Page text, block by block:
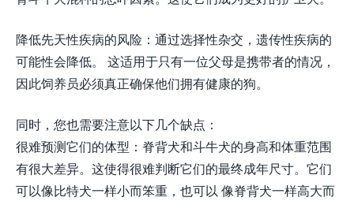
降低先天性疾病的风险：通过选择性杂交，遗传性疾病的
可能性会降低。 这适用于只有一位父母是携带者的情况，
因此饲养员必须真正确保他们拥有健康的狗。
同时，您也需要注意以下几个缺点：
很难预测它们的体型：脊背犬和斗牛犬的身高和体重范围
有很大差异。这使得很难判断它们的最终成年尺寸。它们
可以像比特犬一样小而笨重，也可以 像脊背犬一样高大而